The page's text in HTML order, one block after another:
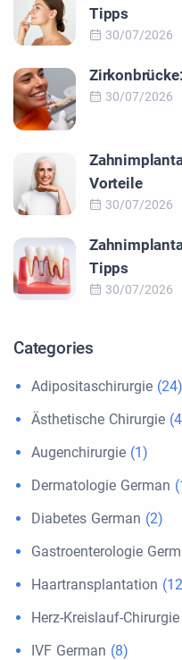
Tipps
30/07/2026
30/07/2026
Vorteile
30/07/2026
Tipps
30/07/2026
Categories
Adipositaschirurgie (24)
Ästhetische Chirurgie
Augenchirurgie (1)
Dermatologie German
Diabetes German (2)
Gastroenterologie
Haartransplantation
Herz-Kreislauf-Chirurgie
IVF German (8)